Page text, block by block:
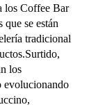
los Coffee Bar
se están
tradicional
los
evolucionando